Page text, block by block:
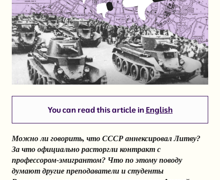
You can read this article in English
Можно ли говорить, что СССР аннексировал Литву?
За что официально расторгли контракт с
профессором-эмигрантом? Что по этому поводу
думают другие преподаватели и студенты